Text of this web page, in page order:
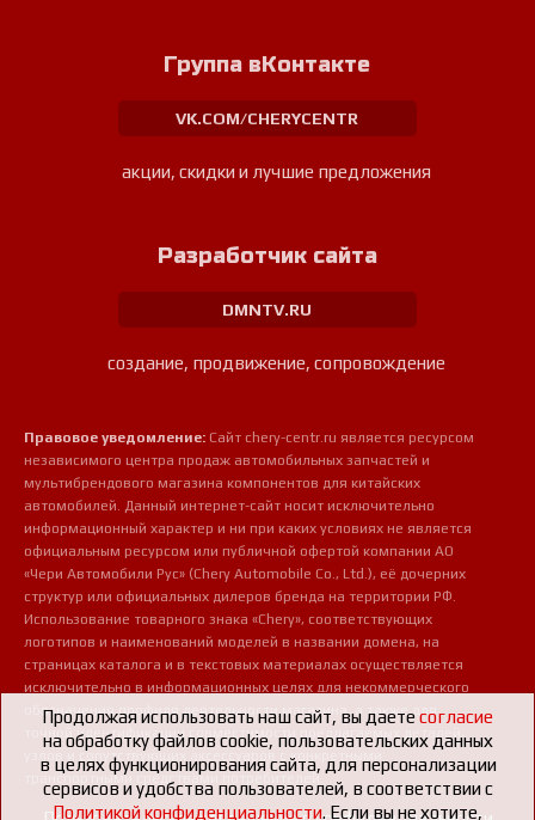
Группа вКонтакте
VK.COM/CHERYCENTR
акции, скидки и лучшие предложения
Разработчик сайта
DMNTV.RU
создание, продвижение, сопровождение
Правовое уведомление: Сайт chery-centr.ru является ресурсом
независимого центра продаж автомобильных запчастей и
мультибрендового магазина компонентов для китайских
автомобилей. Данный интернет-сайт носит исключительно
информационный характер и ни при каких условиях не является
официальным ресурсом или публичной офертой компании АО
«Чери Автомобили Рус» (Chery Automobile Co., Ltd.), её дочерних
структур или официальных дилеров бренда на территории РФ.
Использование товарного знака «Chery», соответствующих
логотипов и наименований моделей в названии домена, на
страницах каталога и в текстовых материалах осуществляется
исключительно в информационных целях для некоммерческого
обозначения профиля деятельности магазина, а также для
точной идентификации совместимости предлагаемых деталей,
узлов и сопутствующих аксессуаров с конкретными
транспортными средствами потребителей.
Продолжая использовать наш сайт, вы даетесогласие
на обработку файлов cookie, пользовательских данных
в целях функционирования сайта, для персонализации
сервисов и удобства пользователей, в соответствии с
Политикой конфиденциальности. Если вы не хотите,